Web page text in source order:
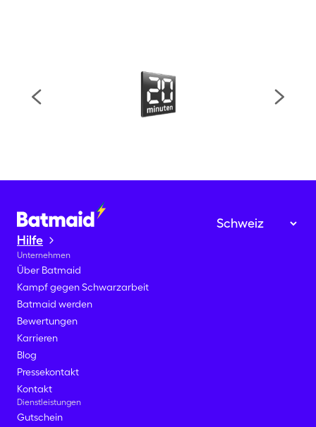
Hilfe
Unternehmen
Über Batmaid
Kampf gegen Schwarzarbeit
Batmaid werden
Bewertungen
Karrieren
Blog
Pressekontakt
Kontakt
Dienstleistungen
Gutschein